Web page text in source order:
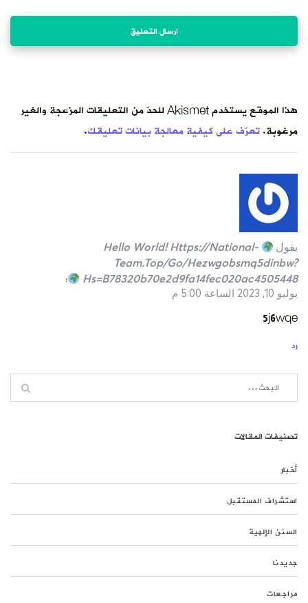
هذا الموقع يستخدم Akismet للحدّ من التعليقات المزعجة والغير
مرغوبة.تعرّف على كيفية معالجة بيانات تعليقك.
يقول
Hello World! Https://national-
Team.top/go/hezwgobsmq5dinbw?
Hs=b78320b70e2d9fa14fec020ac4505448
:
يوليو 10, 2023 الساعة 5:00 م
5j6wqe
رد
تصنيفات المقالات
أخبار
استشراف المستقبل
السنن الإلهية
جديدنا
مراجعات